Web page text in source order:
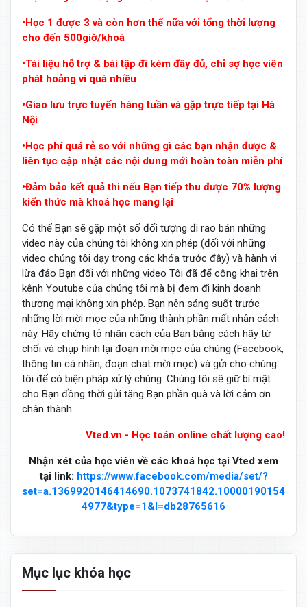
•Học 1 được 3 và còn hơn thế nữa với tổng thời lượng
cho đến 500giờ/khoá
•Tài liệu hỗ trợ & bài tập đi kèm đầy đủ, chỉ sợ học viên
phát hoảng vì quá nhiều
•Giao lưu trực tuyến hàng tuần và gặp trực tiếp tại Hà
Nội
•Học phí quá rẻ so với những gì các bạn nhận được &
liên tục cập nhật các nội dung mới hoàn toàn miễn phí
•Đảm bảo kết quả thi nếu Bạn tiếp thu được 70% lượng
kiến thức mà khoá học mang lại
Có thể Bạn sẽ gặp một số đối tượng đi rao bán những
video này của chúng tôi không xin phép (đối với những
video chúng tôi dạy trong các khóa trước đây) và hành vi
lừa đảo Bạn đối với những video Tôi đã để công khai trên
kênh Youtube của chúng tôi mà bị đem đi kinh doanh
thương mại không xin phép. Bạn nên sáng suốt trước
những lời mời mọc của những thành phần mất nhân cách
này. Hãy chứng tỏ nhân cách của Bạn bằng cách hãy từ
chối và chụp hình lại đoạn mời mọc của chúng (Facebook,
thông tin cá nhân, đoạn chat mời mọc) và gửi cho chúng
tôi để có biện pháp xử lý chúng. Chúng tôi sẽ giữ bí mật
cho Bạn đồng thời gửi tặng Bạn phần quà và lời cảm ơn
chân thành.
Vted.vn - Học toán online chất lượng cao!
Nhận xét của học viên về các khoá học tại Vted xem
tại link: https://www.facebook.com/media/set/?
set=a.1369920146414690.1073741842.10000190154
4977&type=1&l=db28765616
Mục lục khóa học